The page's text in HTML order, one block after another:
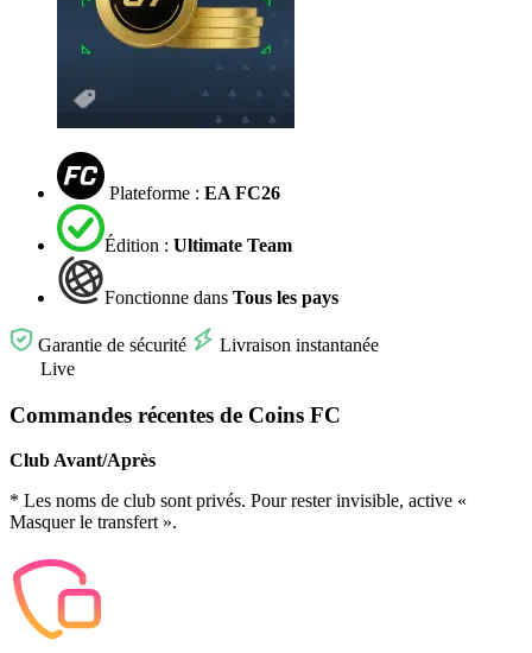
Plateforme : EA FC26
Édition : Ultimate Team
Fonctionne dans Tous les pays
Garantie de sécurité
Livraison instantanée
Live
Commandes récentes de Coins FC
Club Avant/Après
* Les noms de club sont privés. Pour rester invisible, active «
Masquer le transfert ».